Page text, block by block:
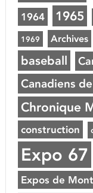
1964 1965
1969 Archives
baseball
Canadiens
Chronique
construction
Expo 67
Expos de